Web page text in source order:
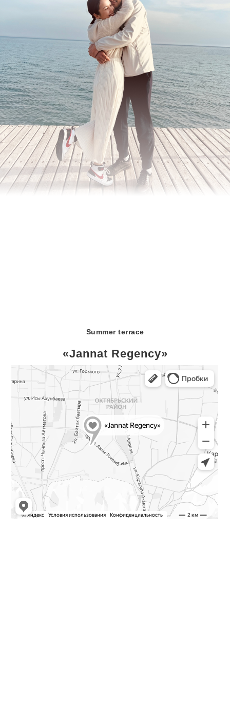
Aaly Tokombaeva st., 21/2
Bishkek
«Jannat Regency»
Summer terrace